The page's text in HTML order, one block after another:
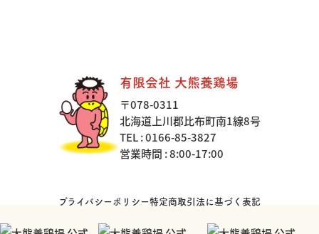
有限会社 大熊養鶏場
〒078-0311
北海道上川郡比布町南1線8号
TEL : 0166-85-3827
営業時間 : 8:00-17:00
プライバシーポリシー特定商取引法に基づく表記